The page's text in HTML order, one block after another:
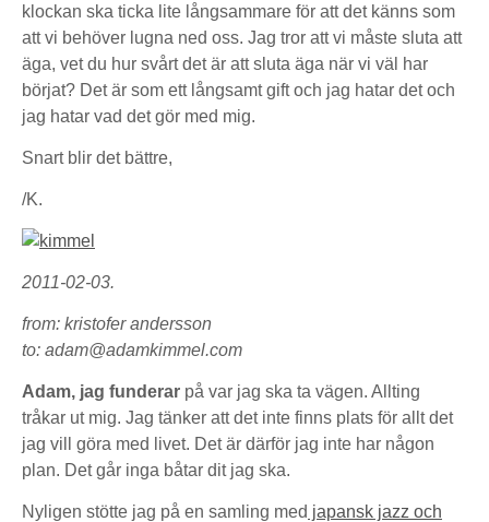
klockan ska ticka lite långsammare för att det känns som
att vi behöver lugna ned oss. Jag tror att vi måste sluta att
äga, vet du hur svårt det är att sluta äga när vi väl har
börjat? Det är som ett långsamt gift och jag hatar det och
jag hatar vad det gör med mig.
Snart blir det bättre,
/K.
2011-02-03.
from: kristofer andersson
to: adam@adamkimmel.com
Adam, jag funderar på var jag ska ta vägen. Allting
tråkar ut mig. Jag tänker att det inte finns plats för allt det
jag vill göra med livet. Det är därför jag inte har någon
plan. Det går inga båtar dit jag ska.
Nyligen stötte jag på en samling med japansk jazz och